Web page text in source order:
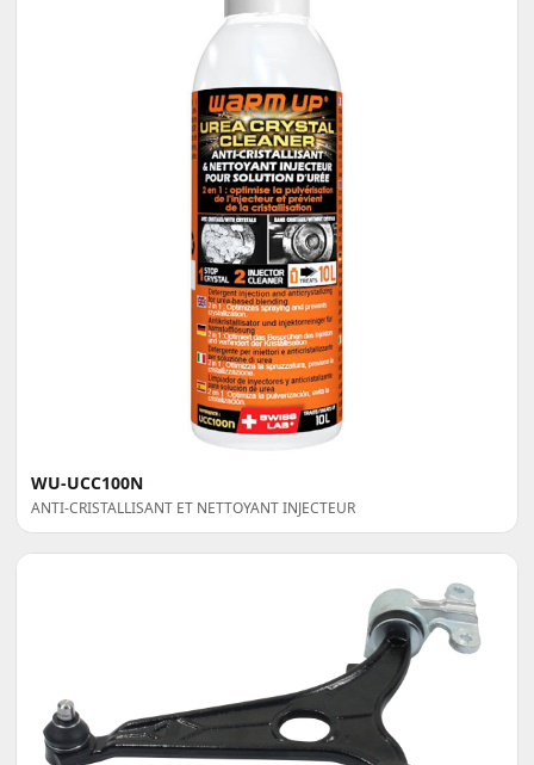
WU-UCC100N
ANTI-CRISTALLISANT ET NETTOYANT INJECTEUR